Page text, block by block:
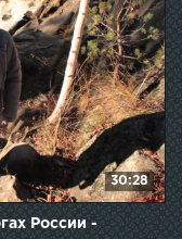
30:28
России -